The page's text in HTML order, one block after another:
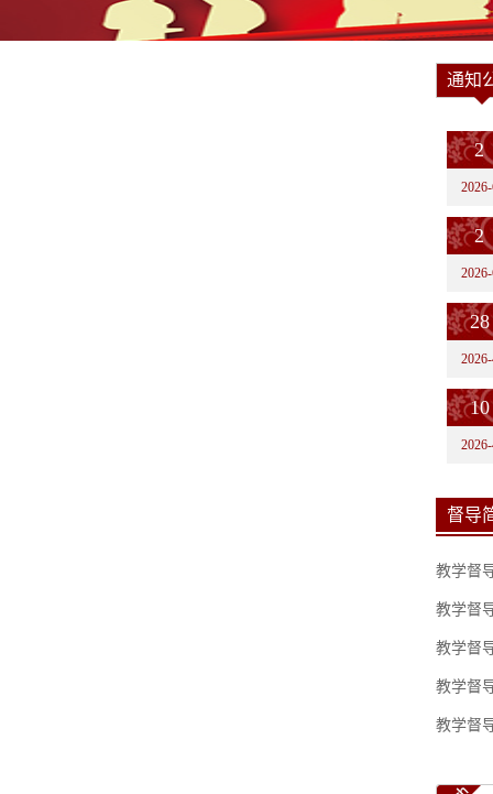
通知
2
2
28
10
督导
教学督
教学督
教学督
教学督
教学督